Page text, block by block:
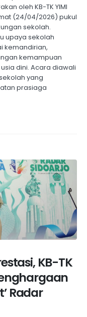
oleh KB-TK YIMI
(24/04/2026) pukul
sekolah.
upaya sekolah
kemandirian,
kemampuan
dini. Acara diawali
yang
prasiaga
KB-TK
Radar